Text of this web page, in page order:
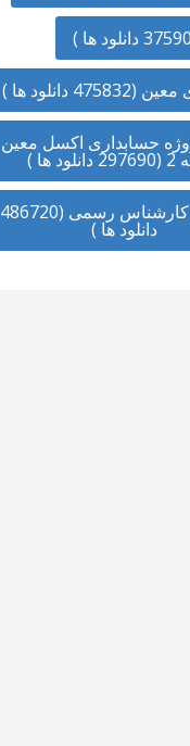
دانلود ها )
حسابداری اکسل معین
ها )
دستمزد کارشناس رسمی (486720
دانلود ها )